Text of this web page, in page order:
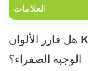
العلامات
هل فارز الألوان KZ12 هو مفتاح مستقبل صناعة دودة
الوجبة الصفراء؟